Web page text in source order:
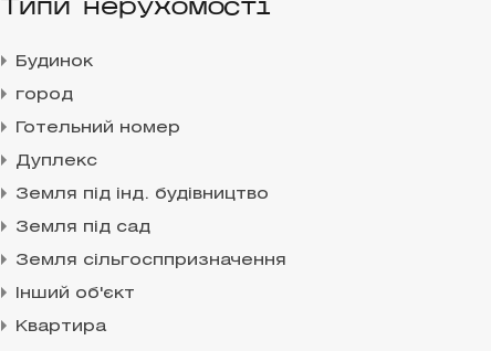
Типи нерухомості
Будинок
город
Готельний номер
Дуплекс
Земля під інд. будівництво
Земля під сад
Земля сільгосппризначення
Інший об'єкт
Квартира